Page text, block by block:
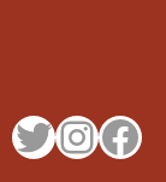
Facebook
Instagram
Twitter